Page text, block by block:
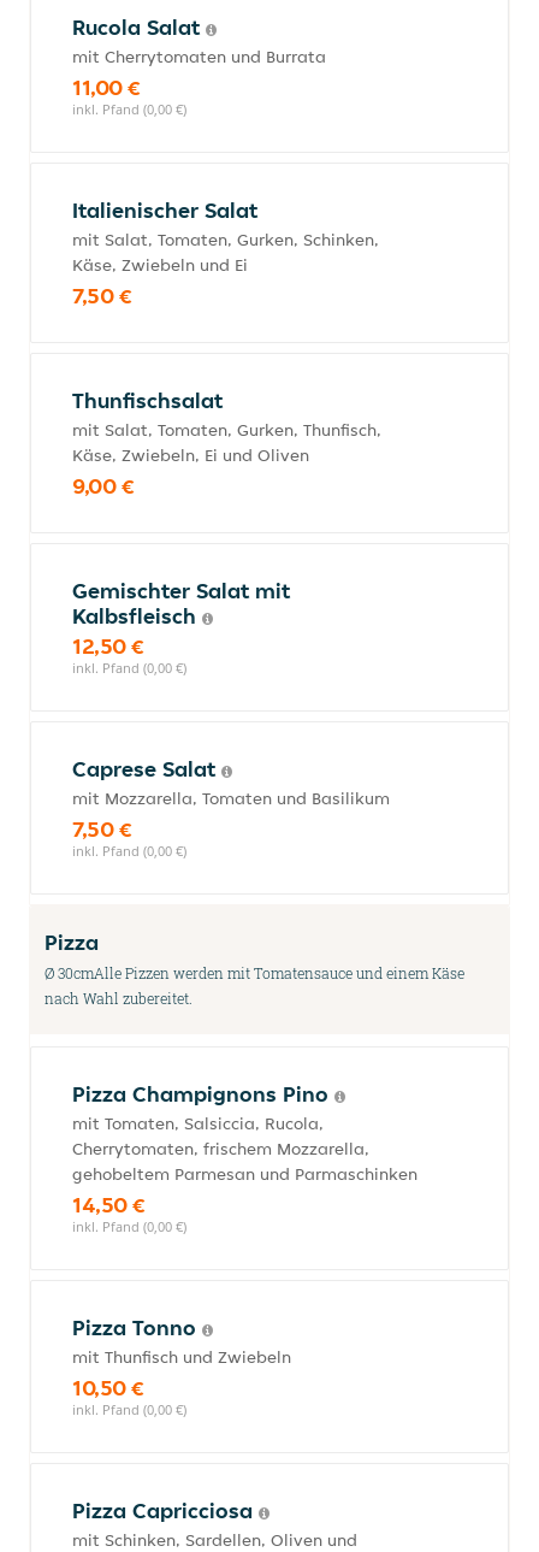
Rucola Salat
mit Cherrytomaten und Burrata
11,00 €
inkl. Pfand (0,00 €)
Italienischer Salat
mit Salat, Tomaten, Gurken, Schinken,
Käse, Zwiebeln und Ei
7,50 €
Thunfischsalat
mit Salat, Tomaten, Gurken, Thunfisch,
Käse, Zwiebeln, Ei und Oliven
9,00 €
Gemischter Salat mit
Kalbsfleisch
12,50 €
inkl. Pfand (0,00 €)
Caprese Salat
mit Mozzarella, Tomaten und Basilikum
7,50 €
inkl. Pfand (0,00 €)
Pizza
Ø 30cmAlle Pizzen werden mit Tomatensauce und einem Käse
nach Wahl zubereitet.
Pizza Champignons Pino
mit Tomaten, Salsiccia, Rucola,
Cherrytomaten, frischem Mozzarella,
gehobeltem Parmesan und Parmaschinken
14,50 €
inkl. Pfand (0,00 €)
Pizza Tonno
mit Thunfisch und Zwiebeln
10,50 €
inkl. Pfand (0,00 €)
Pizza Capricciosa
mit Schinken, Sardellen, Oliven und